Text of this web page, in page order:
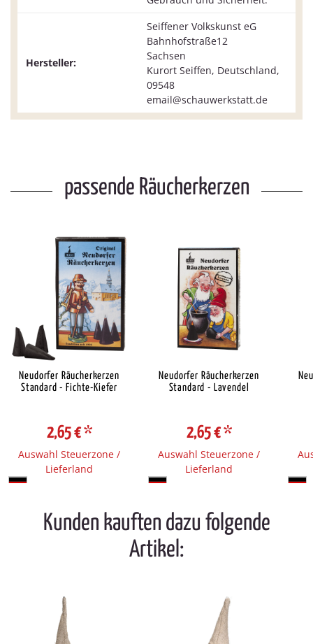
Hersteller:
Seiffener Volkskunst eG
Bahnhofstraße12
Sachsen
Kurort Seiffen, Deutschland,
09548
email@schauwerkstatt.de
passende Räucherkerzen
Neudorfer Räucherkerzen
Standard - Fichte-Kiefer
2,65 €*
Auswahl Steuerzone /
Lieferland
Neudorfer Räucherkerzen
Standard - Lavendel
2,65 €*
Auswahl Steuerzone /
Lieferland
Kunden kauften dazu folgende
Artikel: